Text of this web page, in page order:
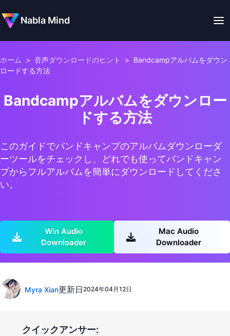
Nabla Mind
ホーム > 音声ダウンロードのヒント > Bandcampアルバムをダウン
ロードする方法
Bandcampアルバムをダウンロー
ドする方法
このガイドでバンドキャンプのアルバムダウンローダ
ーツールをチェックし、どれでも使ってバンドキャン
プからフルアルバムを簡単にダウンロードしてくださ
い。
Win Audio
Downloader
Mac Audio
Downloader
Myra Xian更新日2024年04月12日
クイックアンサー: